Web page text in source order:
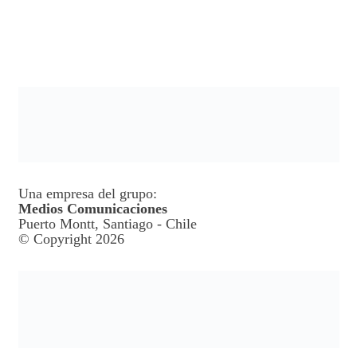
Una empresa del grupo:
Medios Comunicaciones
Puerto Montt, Santiago - Chile
© Copyright 2026